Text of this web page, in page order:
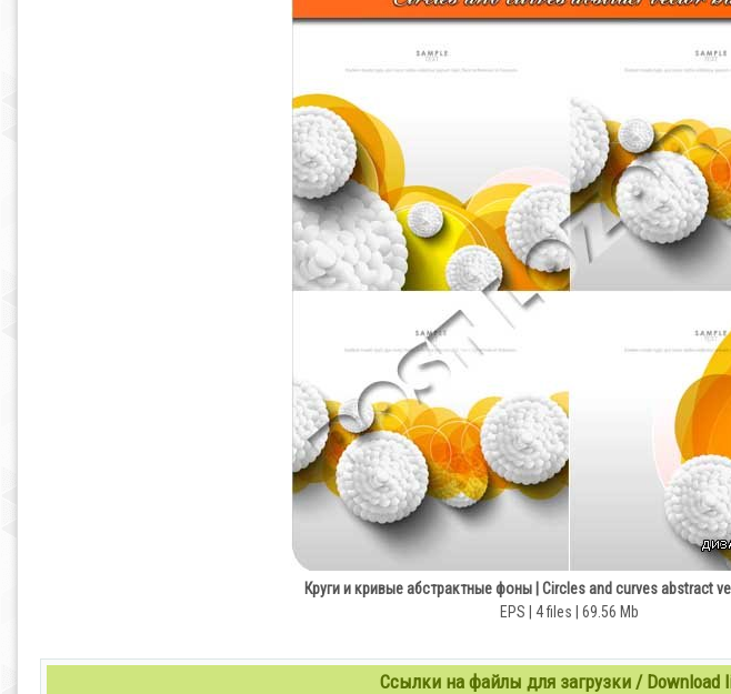
Круги и кривые абстрактные фоны | Circles and curves abstract
EPS | 4 files | 69.56 Mb
Ссылки на файлы для загрузки / Download